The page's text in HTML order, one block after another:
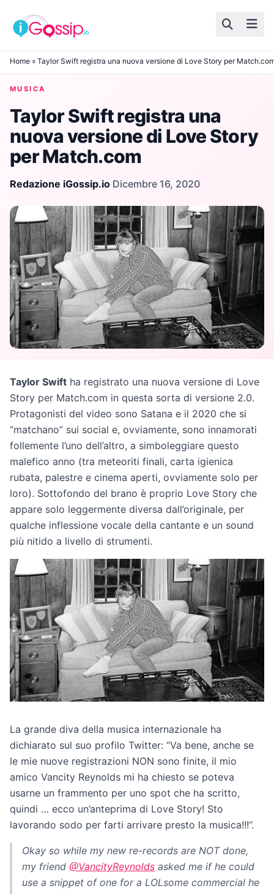
Skip to content
Home » Taylor Swift registra una nuova versione di Love Story per
MUSICA
Taylor Swift registra una
nuova versione di Love Story
per Match.com
Redazione iGossip.io·Dicembre 16, 2020
Taylor Swift ha registrato una nuova versione di Love
Story per Match.com in questa sorta di versione 2.0.
Protagonisti del video sono Satana e il 2020 che si
“matchano” sui social e, ovviamente, sono innamorati
follemente l’uno dell’altro, a simboleggiare questo
malefico anno (tra meteoriti finali, carta igienica
rubata, palestre e cinema aperti, ovviamente solo per
loro). Sottofondo del brano è proprio Love Story che
appare solo leggermente diversa dall’originale, per
qualche inflessione vocale della cantante e un sound
più nitido a livello di strumenti.
La grande diva della musica internazionale ha
dichiarato sul suo profilo Twitter: “Va bene, anche se
le mie nuove registrazioni NON sono finite, il mio
amico Vancity Reynolds mi ha chiesto se poteva
usarne un frammento per uno spot che ha scritto,
quindi … ecco un’anteprima di Love Story! Sto
lavorando sodo per farti arrivare presto la musica!!!”.
Okay so while my new re-records are NOT done,
my friend @VancityReynolds asked me if he could
use a snippet of one for a LOLsome commercial he